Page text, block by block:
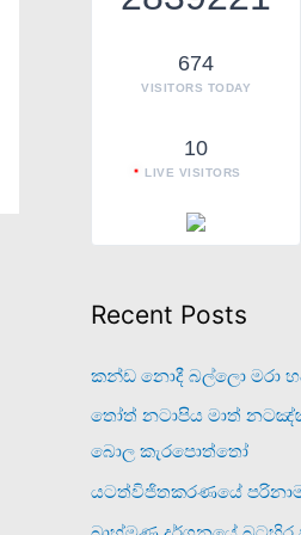
674
VISITORS TODAY
10
LIVE VISITORS
Recent Posts
කන්ඩ නොදී බල්ලො මරා
තෝත් නටාපිය මාත්
බොල කැරපොත්තෝ
යටත්විජිතකරණයේ